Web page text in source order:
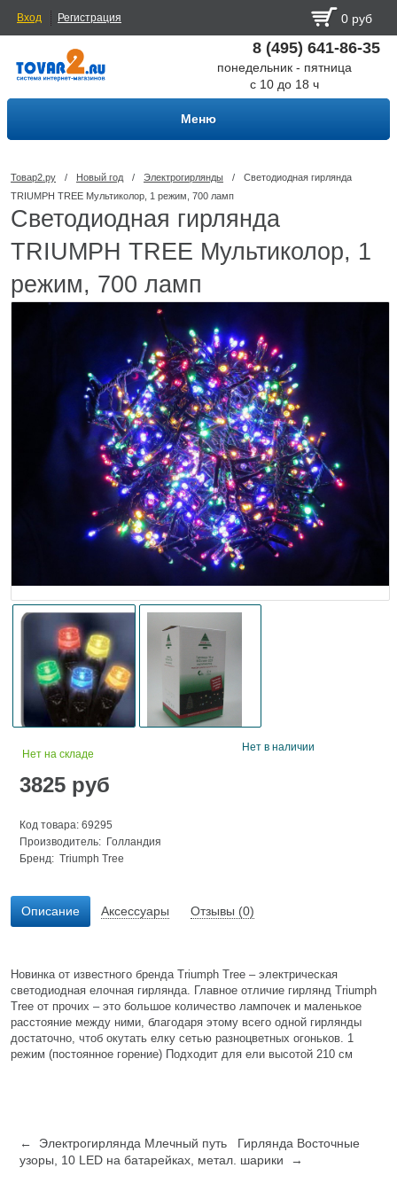
Вход Регистрация 0 руб
8 (495) 641-86-35
понедельник - пятница
с 10 до 18 ч
Меню
Товар2.ру / Новый год / Электрогирлянды /
Светодиодная гирлянда
TRIUMPH TREE Мультиколор, 1 режим, 700 ламп
Светодиодная гирлянда
TRIUMPH TREE Мультиколор, 1
режим, 700 ламп
Нет на складе
3825 руб
Код товара: 69295
Производитель: Голландия
Бренд: Triumph Tree
Нет в наличии
Описание Аксессуары Отзывы (0)
Новинка от известного бренда Triumph Tree – электрическая
светодиодная елочная гирлянда. Главное отличие гирлянд Triumph
Tree от прочих – это большое количество лампочек и маленькое
расстояние между ними, благодаря этому всего одной гирлянды
достаточно, чтоб окутать елку сетью разноцветных огоньков. 1
режим (постоянное горение) Подходит для ели высотой 210 см
← Электрогирлянда Млечный путь
Гирлянда Восточные
узоры, 10 LED на батарейках, метал. шарики →